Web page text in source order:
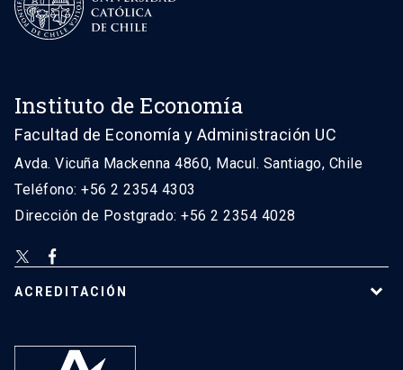
Instituto de Economía
Facultad de Economía y Administración UC
Avda. Vicuña Mackenna 4860, Macul. Santiago, Chile
Teléfono: +56 2 2354 4303
Dirección de Postgrado: +56 2 2354 4028
ACREDITACIÓN